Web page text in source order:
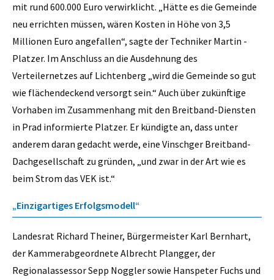
mit rund 600.000 Euro verwirklicht. „Hätte es die Gemeinde
neu errichten müssen, wären Kosten in Höhe von 3,5
Millionen Euro ange­fallen“, sagte der Techniker Martin ­
Platzer. Im Anschluss an die Ausdehnung des
Verteilernetzes auf Lichtenberg „wird die Gemeinde so gut
wie flächendeckend versorgt sein.“ Auch über zukünftige
Vorhaben im Zusammenhang mit den Breitband-Diensten
in Prad informierte Platzer. Er kündigte an, dass unter
anderem daran gedacht werde, eine Vinschger Breitband-
Dachgesellschaft zu gründen, „und zwar in der Art wie es
beim Strom das VEK ist.“
„Einzigartiges Erfolgsmodell“
Landesrat Richard Theiner, Bürgermeister Karl Bernhart,
der Kammerabgeordnete Albrecht Plangger, der
Regionalassessor Sepp Noggler sowie Hanspeter Fuchs und